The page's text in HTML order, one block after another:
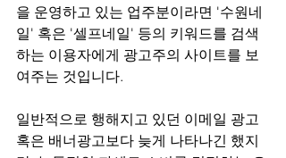
을 운영하고 있는 업주분이라면 '수원네
일' 혹은 '셀프네일' 등의 키워드를 검색
하는 이용자에게 광고주의 사이트를 보
여주는 것입니다.
일반적으로 행해지고 있던 이메일 광고
혹은 배너광고보다 늦게 나타나긴 했지